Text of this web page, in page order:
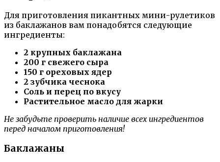
Для приготовления пикантных мини-рулетиков
из баклажанов вам понадобятся следующие
ингредиенты:
2 крупных баклажана
200 г свежего сыра
150 г ореховых ядер
2 зубчика чеснока
Соль и перец по вкусу
Растительное масло для жарки
Не забудьте проверить наличие всех ингредиентов
перед началом приготовления!
Баклажаны